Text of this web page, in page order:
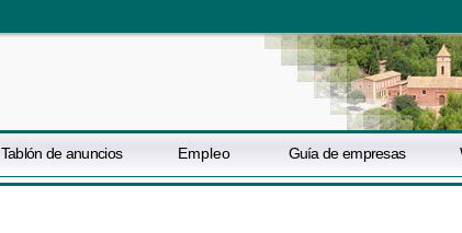
Tablón de anuncios Empleo Guía de empresas